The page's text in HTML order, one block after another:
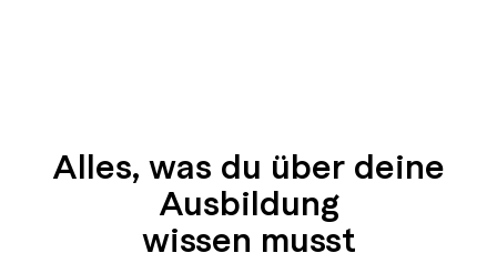
Alles, was du über deine
Aus­bil­dung
wis­sen musst